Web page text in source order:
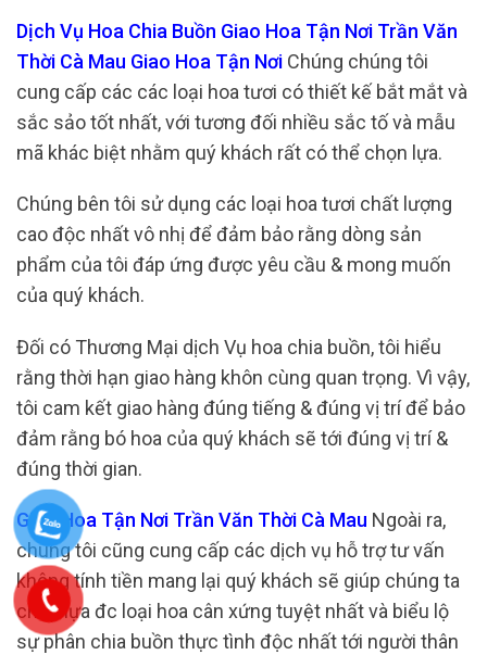
Dịch Vụ Hoa Chia Buồn Giao Hoa Tận Nơi Trần Văn
Thời Cà Mau Giao Hoa Tận Nơi Chúng chúng tôi
cung cấp các các loại hoa tươi có thiết kế bắt mắt và
sắc sảo tốt nhất, với tương đối nhiều sắc tố và mẫu
mã khác biệt nhằm quý khách rất có thể chọn lựa.
Chúng bên tôi sử dụng các loại hoa tươi chất lượng
cao độc nhất vô nhị để đảm bảo rằng dòng sản
phẩm của tôi đáp ứng được yêu cầu & mong muốn
của quý khách.
Đối có Thương Mại dịch Vụ hoa chia buồn, tôi hiểu
rằng thời hạn giao hàng khôn cùng quan trọng. Vì vậy,
tôi cam kết giao hàng đúng tiếng & đúng vị trí để bảo
đảm rằng bó hoa của quý khách sẽ tới đúng vị trí &
đúng thời gian.
Giao Hoa Tận Nơi Trần Văn Thời Cà Mau Ngoài ra,
chúng tôi cũng cung cấp các dịch vụ hỗ trợ tư vấn
không tính tiền mang lại quý khách sẽ giúp chúng ta
chọn lựa đc loại hoa cân xứng tuyệt nhất và biểu lộ
sự phân chia buồn thực tình độc nhất tới người thân